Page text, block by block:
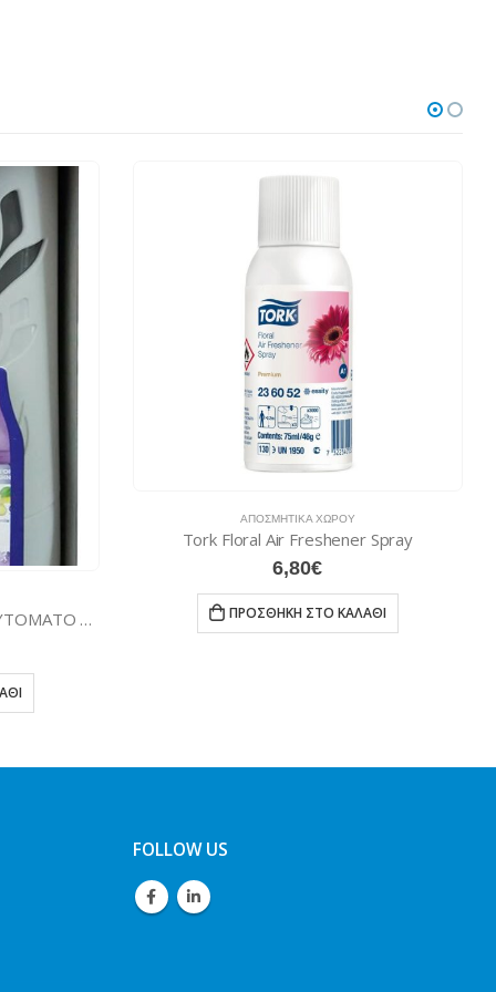
ΧΏΡΟΥ
Spray
€
ΚΑΛΆΘΙ
ΑΠΟΣΜΗΤΙΚΆ ΧΏΡΟΥ
ΠΡΟΣΘΉΚΗ ΣΤΟ ΚΑΛΆΘΙ
FOLLOW US